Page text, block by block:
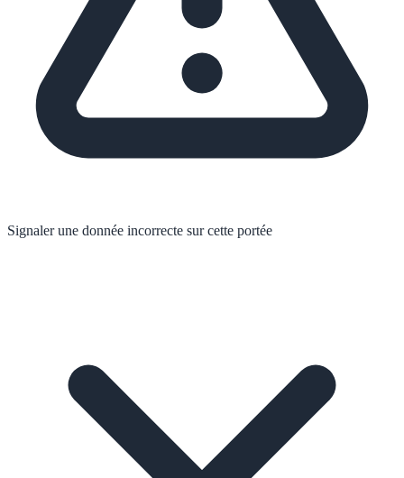
Signaler une donnée incorrecte sur cette portée